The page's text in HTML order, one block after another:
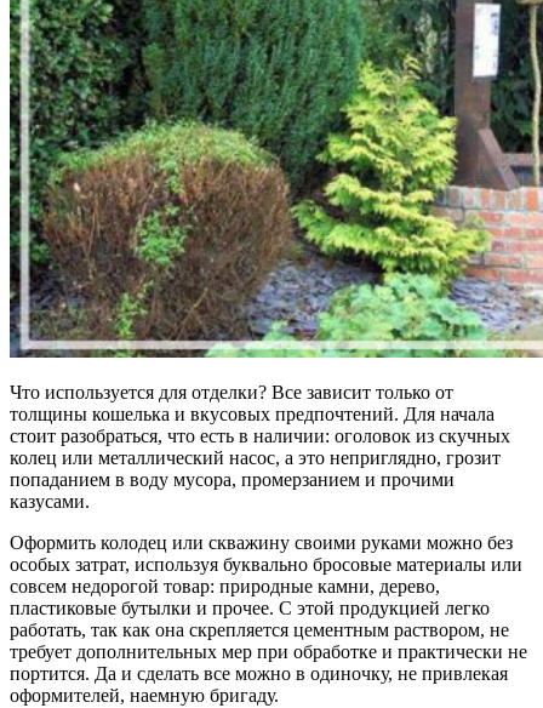
Что используется для отделки? Все зависит только от
толщины кошелька и вкусовых предпочтений. Для начала
стоит разобраться, что есть в наличии: оголовок из скучных
колец или металлический насос, а это неприглядно, грозит
попаданием в воду мусора, промерзанием и прочими
казусами.
Оформить колодец или скважину своими руками можно без
особых затрат, используя буквально бросовые материалы или
совсем недорогой товар: природные камни, дерево,
пластиковые бутылки и прочее. С этой продукцией легко
работать, так как она скрепляется цементным раствором, не
требует дополнительных мер при обработке и практически не
портится. Да и сделать все можно в одиночку, не привлекая
оформителей, наемную бригаду.